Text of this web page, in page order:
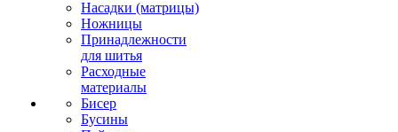
Насадки (матрицы)
Ножницы
Принадлежности
для шитья
Расходные
материалы
Бисер
Бусины